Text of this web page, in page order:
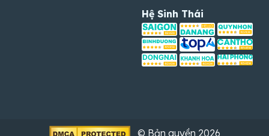
Hệ Sinh Thái
© Bản quyền 2026